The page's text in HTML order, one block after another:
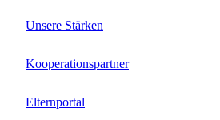
Unsere Stärken
Kooperationspartner
Elternportal